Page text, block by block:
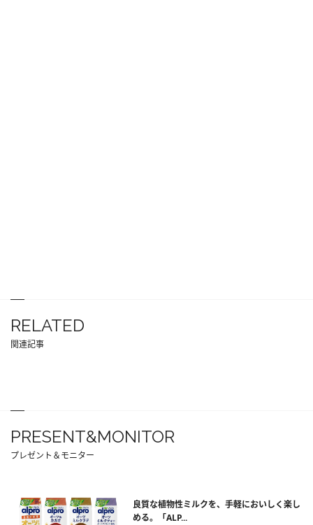
RELATED
関連記事
PRESENT&MONITOR
プレゼント＆モニター
良質な植物性ミルクを、手軽においしく楽し
める。「ALP...